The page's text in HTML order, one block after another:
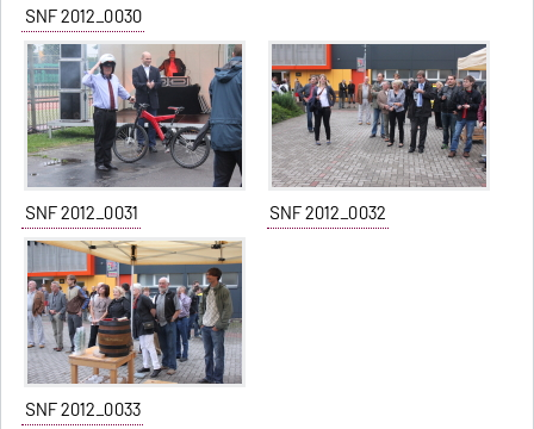
SNF 2012_0030
SNF 2012_0031 SNF 2012_0032
SNF 2012_0033